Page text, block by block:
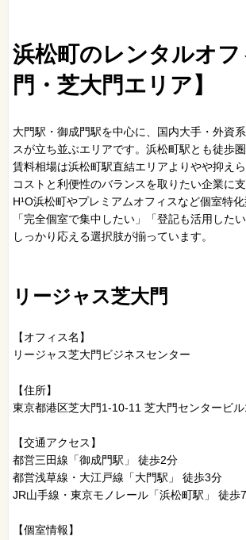
浜松町のレンタルオ
門・芝大門エリア】
大門駅・御成門駅を中心に、国内大手・外資
スが立ち並ぶエリアです。浜松町駅とも徒歩圏
賃料相場は浜松町駅直結エリアよりやや抑えら
コストと利便性のバランスを取りたい企業に支
H¹O浜松町やプレミアムオフィスなど個室特化
「完全個室で集中したい」「登記も活用した
しっかり応える選択肢が揃っています。
リージャス芝大門
【オフィス名】
リージャス芝大門ビジネスセンター
【住所】
東京都港区芝大門1-10-11 芝大門センタービ
【交通アクセス】
都営三田線「御成門駅」 徒歩2分
都営浅草線・大江戸線「大門駅」 徒歩3分
JR山手線・東京モノレール「浜松町駅」 徒歩
【個室情報】